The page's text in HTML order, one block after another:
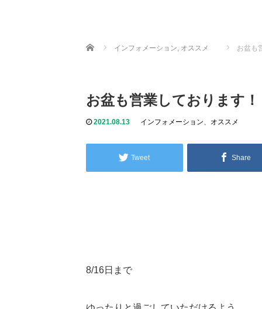
Home インフォメーション, オススメ お盆も
お盆も営業しております！
2021.08.13 インフォメーション、 オススメ
Tweet Share
8/16日まで